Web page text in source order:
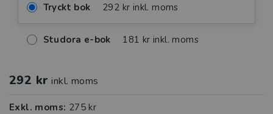
Tryckt bok 292 kr inkl. moms
Studora e-bok 181 kr inkl. moms
292 kr inkl. moms
Exkl. moms: 275 kr